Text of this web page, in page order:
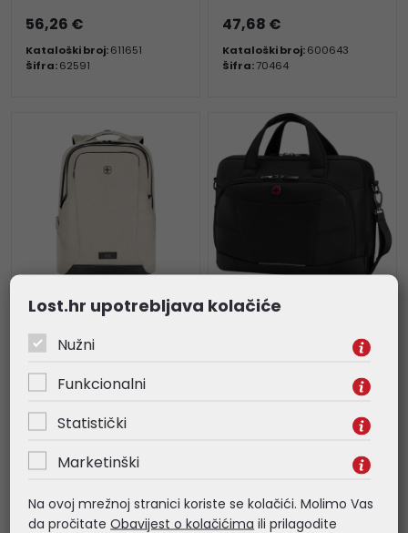
56,26 €
Kataloški broj:611651
Šifra:62591
47,68 €
Kataloški broj:600643
Šifra:70464
Wenger ruksak MX
Professional za
prijenosnike do 16",
bež
43,15 €
Kataloški broj:653500
Šifra:
Wenger torba Altair
Lost.hr upotrebljava kolačiće
Nužni
Funkcionalni
Statistički
Marketinški
Na ovoj mrežnoj stranici koriste se kolačići. Molimo Vas
da pročitateObavijest o kolačićima ili prilagodite